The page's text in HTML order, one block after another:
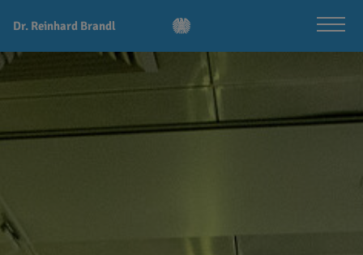
Dr. Reinhard Brandl